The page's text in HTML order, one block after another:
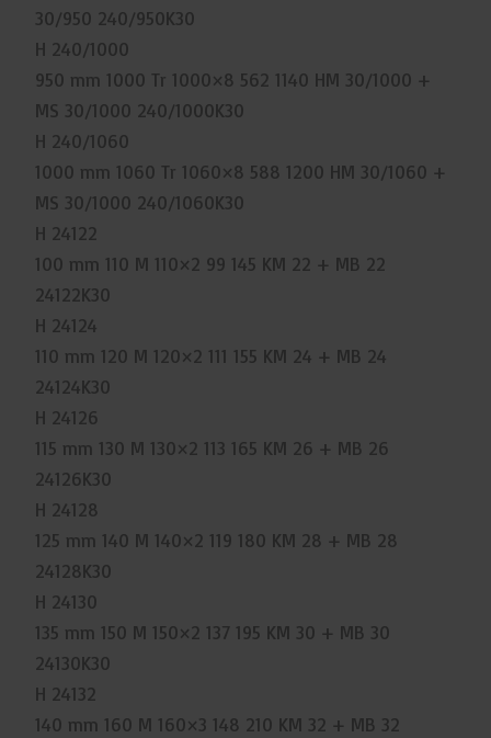
30/950 240/950K30
H 240/1000
950 mm 1000 Tr 1000×8 562 1140 HM 30/1000 +
MS 30/1000 240/1000K30
H 240/1060
1000 mm 1060 Tr 1060×8 588 1200 HM 30/1060 +
MS 30/1000 240/1060K30
H 24122
100 mm 110 M 110×2 99 145 KM 22 + MB 22
24122K30
H 24124
110 mm 120 M 120×2 111 155 KM 24 + MB 24
24124K30
H 24126
115 mm 130 M 130×2 113 165 KM 26 + MB 26
24126K30
H 24128
125 mm 140 M 140×2 119 180 KM 28 + MB 28
24128K30
H 24130
135 mm 150 M 150×2 137 195 KM 30 + MB 30
24130K30
H 24132
140 mm 160 M 160×3 148 210 KM 32 + MB 32